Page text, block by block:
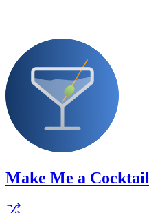
Make Me a Cocktail